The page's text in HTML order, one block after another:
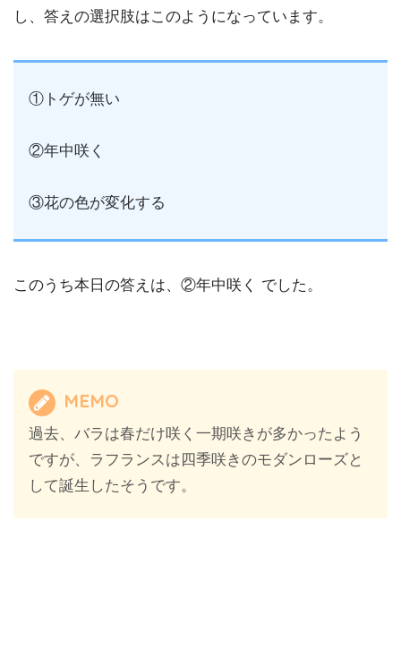
し、答えの選択肢はこのようになっています。
①トゲが無い
②年中咲く
③花の色が変化する
このうち本日の答えは、②年中咲く でした。
MEMO
過去、バラは春だけ咲く一期咲きが多かったよう
ですが、ラフランスは四季咲きのモダンローズと
して誕生したそうです。